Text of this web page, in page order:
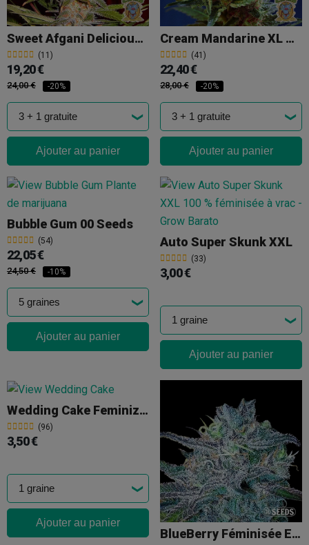
Sweet Afgani Delicious S.A.D. S1
(11)
19,20 €
24,00 € -20%
Ajouter au panier
Cream Mandarine XL Auto
(41)
22,40 €
28,00 € -20%
Ajouter au panier
Bubble Gum 00 Seeds
(54)
22,05 €
24,50 € -10%
Ajouter au panier
Auto Super Skunk XXL
(33)
3,00 €
Ajouter au panier
Wedding Cake Feminizada A Granel
(96)
3,50 €
Ajouter au panier
BlueBerry Féminisée En Vrac